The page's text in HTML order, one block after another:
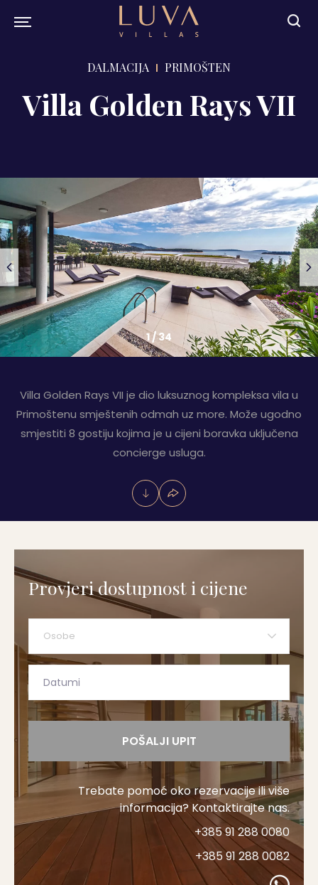
DALMACIJA PRIMOŠTEN
Villa Golden Rays VII
1/34
Villa Golden Rays VII je dio luksuznog kompleksa vila u
Primoštenu smještenih odmah uz more. Može ugodno
smjestiti 8 gostiju kojima je u cijeni boravka uključena
concierge usluga.
Provjeri dostupnost i cijene
Osobe
POŠALJI UPIT
Trebate pomoć oko rezervacije ili više
informacija? Kontaktirajte nas.
+385 91 288 0080
+385 91 288 0082